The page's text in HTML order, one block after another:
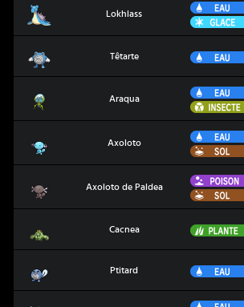
Lokhlass
Têtarte
Araqua
Axoloto
Axoloto de Paldea
Cacnea
Ptitard